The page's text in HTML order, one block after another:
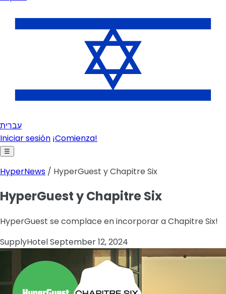
עברית
Iniciar sesión ¡Comienza!
☰
HyperNews / HyperGuest y Chapitre Six
HyperGuest y Chapitre Six
HyperGuest se complace en incorporar a Chapitre Six!
SupplyHotelSeptember 12, 2024